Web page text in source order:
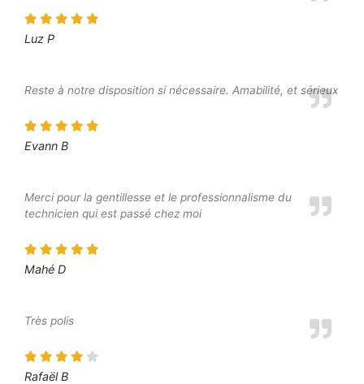
Luz P
Reste à notre disposition si nécessaire. Amabilité, et sérieux
Evann B
Merci pour la gentillesse et le professionnalisme du
technicien qui est passé chez moi
Mahé D
Très polis
Rafaël B